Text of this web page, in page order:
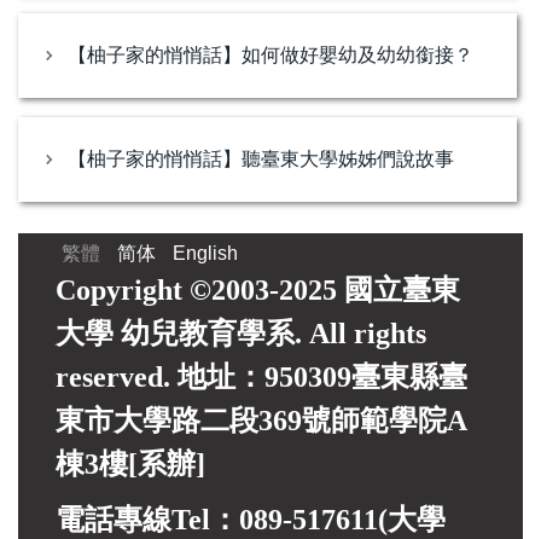
【柚子家的悄悄話】如何做好嬰幼及幼幼銜接？
【柚子家的悄悄話】聽臺東大學姊姊們說故事
繁體 简体 English
Copyright ©2003-2025 國立臺東
大學 幼兒教育學系. All rights
reserved. 地址：950309臺東縣臺
東市大學路二段369號師範學院A
棟3樓[系辦]
電話專線Tel：089-517611(大學